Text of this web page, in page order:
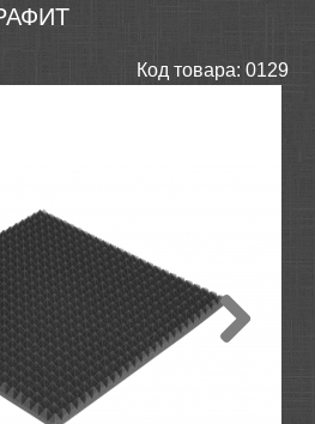
Код товара: 0129